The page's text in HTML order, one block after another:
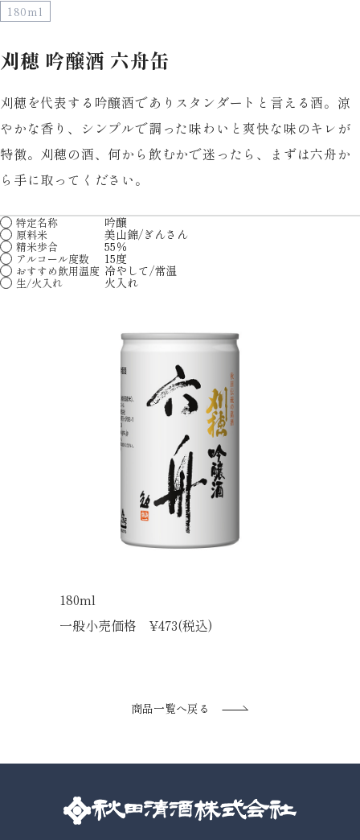
180ml
刈穂 吟醸酒 六舟缶
刈穂を代表する吟醸酒でありスタンダートと言える酒。涼
やかな香り、シンプルで調った味わいと爽快な味のキレが
特徴。刈穂の酒、何から飲むかで迷ったら、まずは六舟か
ら手に取ってください。
特定名称 吟醸
原料米 美山錦/ぎんさん
精米歩合 55％
アルコール度数 15度
おすすめ飲用温度 冷やして/常温
生/火入れ 火入れ
180ml
一般小売価格 ¥473(税込)
商品一覧へ戻る